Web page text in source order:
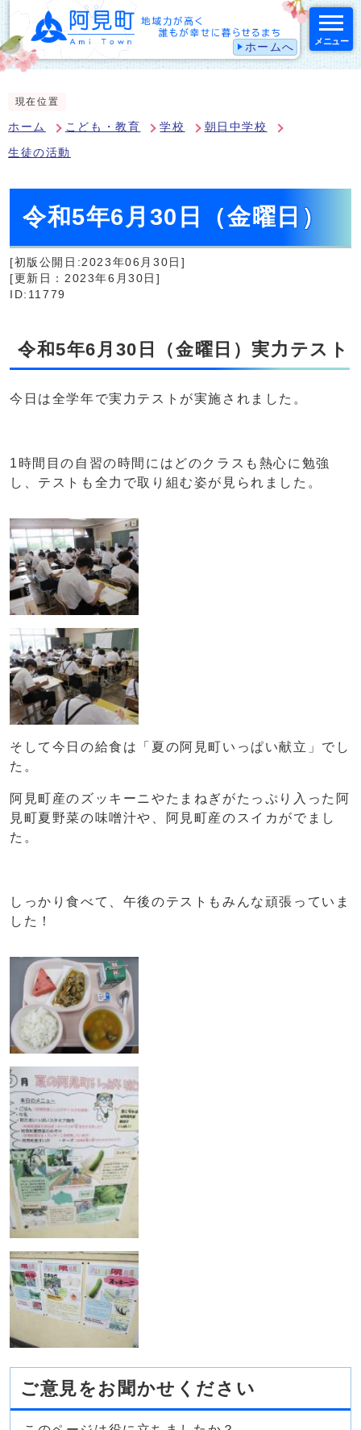
ホームへ メニュー
現在位置
ホーム こども・教育 学校 朝日中学校
生徒の活動
令和5年6月30日（金曜日）
[初版公開日:2023年06月30日]
[更新日：2023年6月30日]
ID:11779
令和5年6月30日（金曜日）実力テスト
今日は全学年で実力テストが実施されました。
1時間目の自習の時間にはどのクラスも熱心に勉強
し、テストも全力で取り組む姿が見られました。
そして今日の給食は「夏の阿見町いっぱい献立」でし
た。
阿見町産のズッキーニやたまねぎがたっぷり入った阿
見町夏野菜の味噌汁や、阿見町産のスイカがでまし
た。
しっかり食べて、午後のテストもみんな頑張っていま
した！
ご意見をお聞かせください